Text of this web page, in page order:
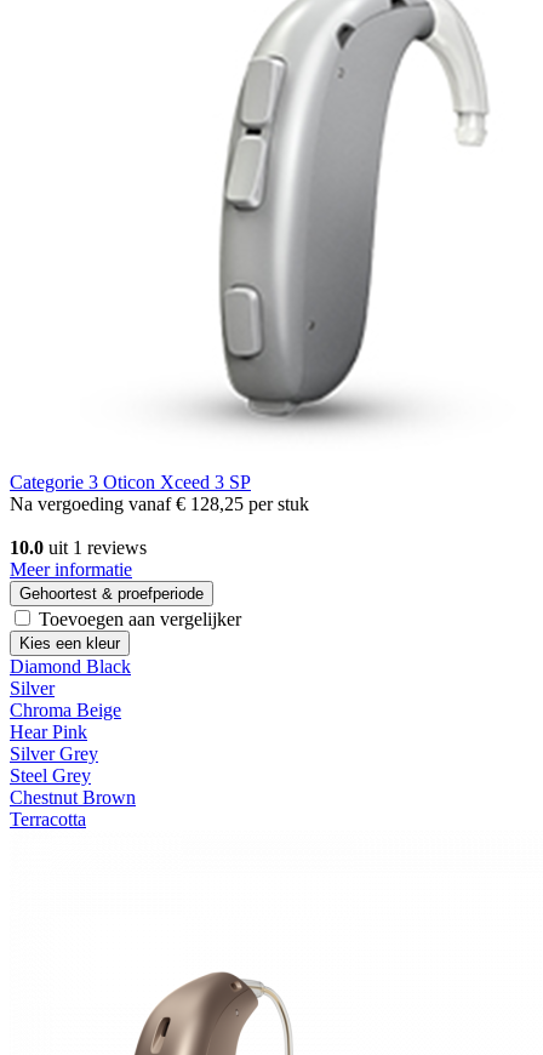
Categorie 3 Oticon Xceed 3 SP
Na vergoeding vanaf€ 128,25 per stuk
10.0 uit 1 reviews
Meer informatie
Gehoortest & proefperiode
Toevoegen aan vergelijker
Kies een kleur
Diamond Black
Silver
Chroma Beige
Hear Pink
Silver Grey
Steel Grey
Chestnut Brown
Terracotta